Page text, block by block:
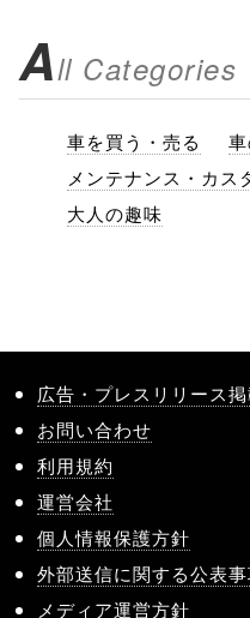
All Categories
車を買う・売る
メンテナンス・カス
大人の趣味
広告・プレスリリース
お問い合わせ
利用規約
運営会社
個人情報保護方針
外部送信に関する公表
メディア運営方針